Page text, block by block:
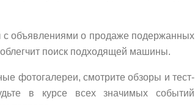
с объявлениями о продаже подержанных
поиск подходящей машины.
фотогалереи, смотрите обзоры и тест-
в курсе всех значимых событий